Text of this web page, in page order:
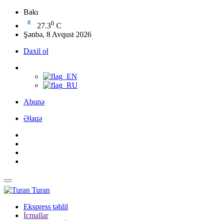
Bakı
27.30 C
Şənbə, 8 Avqust 2026
Daxil ol
Abunə
Əlaqə
Turan
Ekspress təhlil
İcmallar